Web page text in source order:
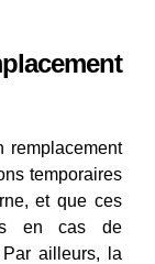
remplacement
temporaires
et que ces
en cas de
ailleurs, la